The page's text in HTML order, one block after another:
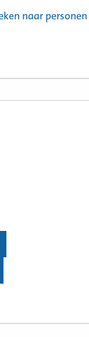
naar personen